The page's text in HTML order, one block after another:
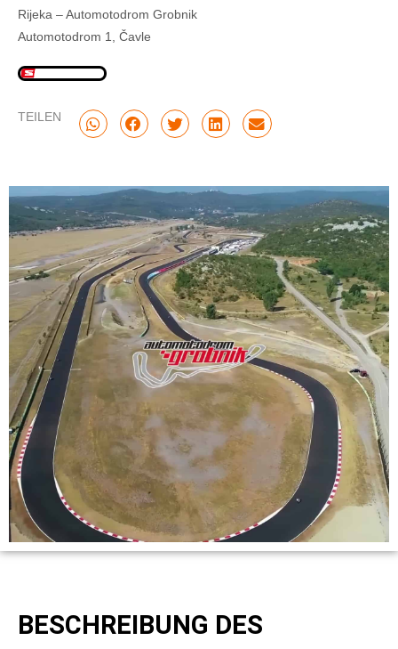
Rijeka – Automotodrom Grobnik
Automotodrom 1, Čavle
TEILEN
BESCHREIBUNG DES